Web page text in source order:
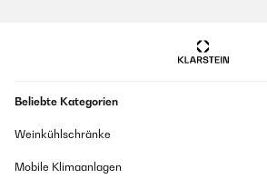
Beliebte Kategorien
Weinkühlschränke
Mobile Klimaanlagen